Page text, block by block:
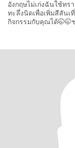
อังกฤษไม่เก่งฉันใช้ท
ทะลึ่งนิดเพื่อเพิ่มสีสัน
กิจกรรมกับคุณได้🤭🤭